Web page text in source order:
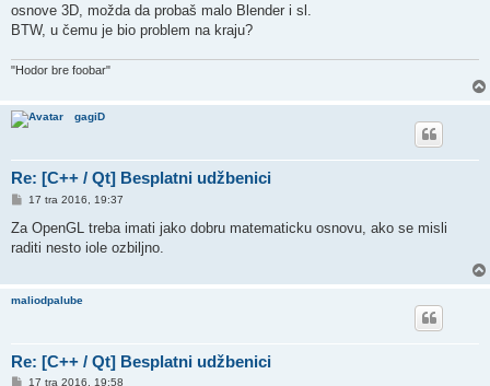
osnove 3D, možda da probaš malo Blender i sl.
BTW, u čemu je bio problem na kraju?
"Hodor bre foobar"
gagiD
Re: [C++ / Qt] Besplatni udžbenici
P
s
17 tra 2016, 19:37
Za OpenGL treba imati jako dobru matematicku osnovu, ako se misli
raditi nesto iole ozbiljno.
maliodpalube
Re: [C++ / Qt] Besplatni udžbenici
P17 tra 2016, 19:58